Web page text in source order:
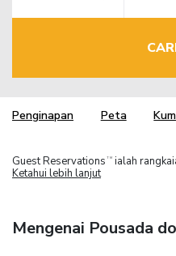
Penginapan Peta
Guest Reservations TM ialah
Ketahui lebih lanjut
Mengenai Pousada